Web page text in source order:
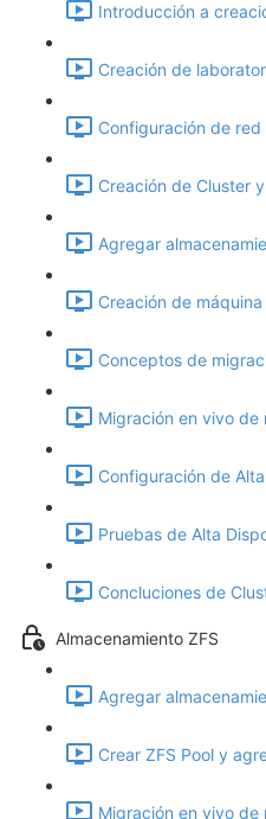
Introducción a
Creación de
Configuración de
Creación de Cluster
Agregar
Creación de
Conceptos de
Migración en vivo
Configuración de
Pruebas de Alta
Concluciones de
Almacenamiento ZFS
Agregar
Crear ZFS Pool y
Migración en vivo de